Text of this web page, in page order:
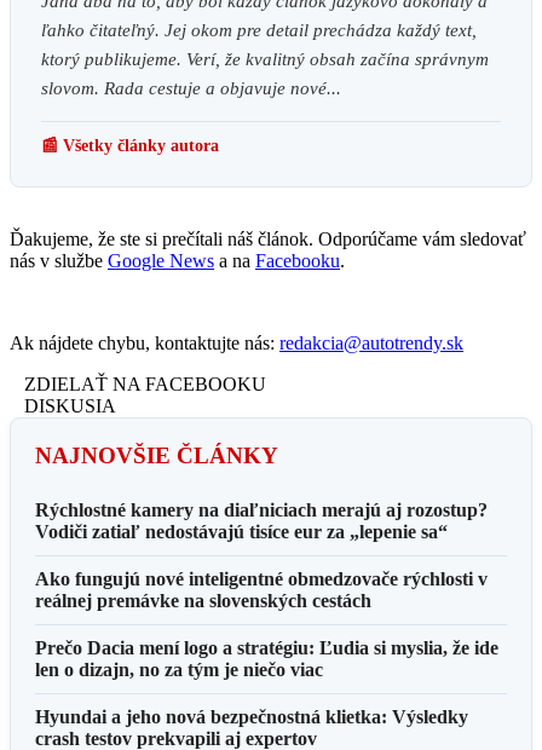
ľahko čitateľný. Jej okom pre detail prechádza každý text,
ktorý publikujeme. Verí, že kvalitný obsah začína správnym
slovom. Rada cestuje a objavuje nové...
📰 Všetky články autora
Ďakujeme, že ste si prečítali náš článok. Odporúčame vám sledovať
nás v službe Google News a na Facebooku.
Ak nájdete chybu, kontaktujte nás: redakcia@autotrendy.sk
ZDIELAŤ NA FACEBOOKU
DISKUSIA
NAJNOVŠIE ČLÁNKY
Rýchlostné kamery na diaľniciach merajú aj rozostup?
Vodiči zatiaľ nedostávajú tisíce eur za „lepenie sa“
Ako fungujú nové inteligentné obmedzovače rýchlosti v
reálnej premávke na slovenských cestách
Prečo Dacia mení logo a stratégiu: Ľudia si myslia, že ide
len o dizajn, no za tým je niečo viac
Hyundai a jeho nová bezpečnostná klietka: Výsledky
crash testov prekvapili aj expertov